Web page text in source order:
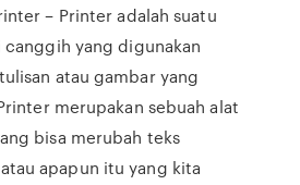
– Printer adalah suatu
yang digunakan
atau gambar yang
merupakan sebuah alat
bisa merubah teks
apapun itu yang kita